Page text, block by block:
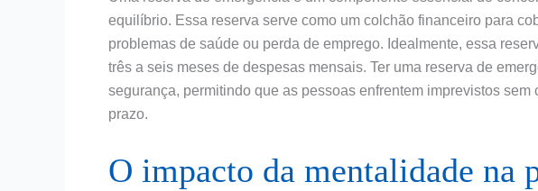
equilíbrio. Essa reserva serve como um colchão financeiro para
problemas de saúde ou perda de emprego. Idealmente, essa
três a seis meses de despesas mensais. Ter uma reserva de
segurança, permitindo que as pessoas enfrentem imprevistos
prazo.
O impacto da mentalidade na